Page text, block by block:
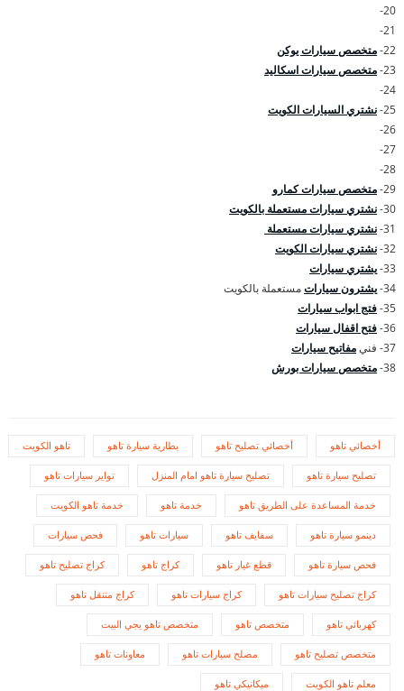
20-
21-
22- متخصص سيارات يوكن
23- متخصص سيارات اسكاليد
24-
25- نشتري السيارات الكويت
26-
27-
28-
29- متخصص سيارات كمارو
30- نشتري سيارات مستعملة بالكويت
31- نشتري سيارات مستعملة
32- نشتري سيارات الكويت
33- يشتري سيارات
34- يشترون سياراتمستعملة بالكويت
35- فتج ابواب سيارات
36- فتح اقفال سيارات
37- فني
مفاتيح سيارات
38- متخصص سيارات بورش
أخصائي تاهو أخصائي تصليح تاهو بطارية سيارة تاهو تاهو الكويت
تصليح سيارة تاهو تصليح سيارة تاهو امام المنزل تواير سيارات تاهو
خدمة المساعدة على الطريق تاهو خدمة تاهو خدمة تاهو الكويت
دينمو سيارة تاهو سفايف تاهو سيارات تاهو فحص سيارات
فحص سيارة تاهو قطع غيار تاهو كراج تاهو كراج تصليح تاهو
كراج تصليح سيارات تاهو كراج سيارات تاهو كراج متنقل تاهو
كهربائي تاهو متخصص تاهو متخصص تاهو يجي البيت
متخصص تصليح تاهو مصلح سيارات تاهو معاونات تاهو
معلم تاهو الكويت ميكانيكي تاهو